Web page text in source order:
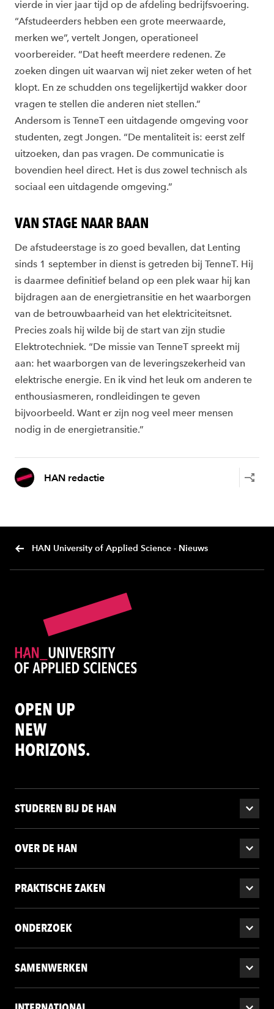
vierde in vier jaar tijd op de afdeling bedrijfsvoering.
“Afstudeerders hebben een grote meerwaarde,
merken we”, vertelt Jongen, operationeel
voorbereider. “Dat heeft meerdere redenen. Ze
zoeken dingen uit waarvan wij niet zeker weten of het
klopt. En ze schudden ons tegelijkertijd wakker door
vragen te stellen die anderen niet stellen.”
Andersom is TenneT een uitdagende omgeving voor
studenten, zegt Jongen. “De mentaliteit is: eerst zelf
uitzoeken, dan pas vragen. De communicatie is
bovendien heel direct. Het is dus zowel technisch als
sociaal een uitdagende omgeving.”
VAN STAGE NAAR BAAN
De afstudeerstage is zo goed bevallen, dat Lenting
sinds 1 september in dienst is getreden bij TenneT. Hij
is daarmee definitief beland op een plek waar hij kan
bijdragen aan de energietransitie en het waarborgen
van de betrouwbaarheid van het elektriciteitsnet.
Precies zoals hij wilde bij de start van zijn studie
Elektrotechniek. “De missie van TenneT spreekt mij
aan: het waarborgen van de leveringszekerheid van
elektrische energie. En ik vind het leuk om anderen te
enthousiasmeren, rondleidingen te geven
bijvoorbeeld. Want er zijn nog veel meer mensen
nodig in de energietransitie.”
HAN redactie
HAN University of Applied Science - Nieuws
OPEN UP
NEW
HORIZONS.
STUDEREN BIJ DE HAN
OVER DE HAN
PRAKTISCHE ZAKEN
ONDERZOEK
SAMENWERKEN